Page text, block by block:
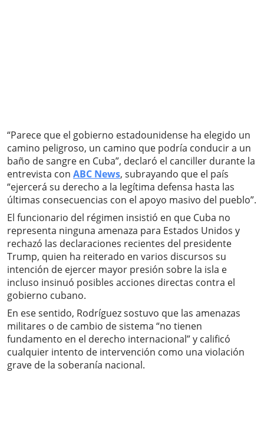
“Parece que el gobierno estadounidense ha elegido un
camino peligroso, un camino que podría conducir a un
baño de sangre en Cuba”, declaró el canciller durante la
entrevista con ABC News, subrayando que el país
“ejercerá su derecho a la legítima defensa hasta las
últimas consecuencias con el apoyo masivo del pueblo”.
El funcionario del régimen insistió en que Cuba no
representa ninguna amenaza para Estados Unidos y
rechazó las declaraciones recientes del presidente
Trump, quien ha reiterado en varios discursos su
intención de ejercer mayor presión sobre la isla e
incluso insinuó posibles acciones directas contra el
gobierno cubano.
En ese sentido, Rodríguez sostuvo que las amenazas
militares o de cambio de sistema “no tienen
fundamento en el derecho internacional” y calificó
cualquier intento de intervención como una violación
grave de la soberanía nacional.